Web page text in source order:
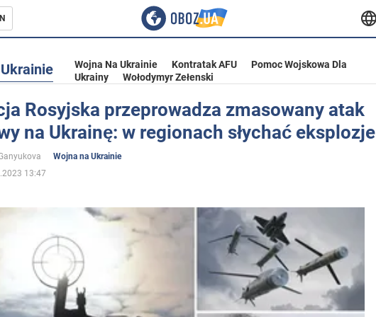
Ukrainie
Wojna Na Ukrainie Kontratak AFU
Pomoc Wojskowa Dla
Ukrainy
Wołodymyr Zełenski
Rosyjska przeprowadza zmasowany atak
na Ukrainę: w regionach słychać eksplozje
Wojna na Ukrainie
13:47